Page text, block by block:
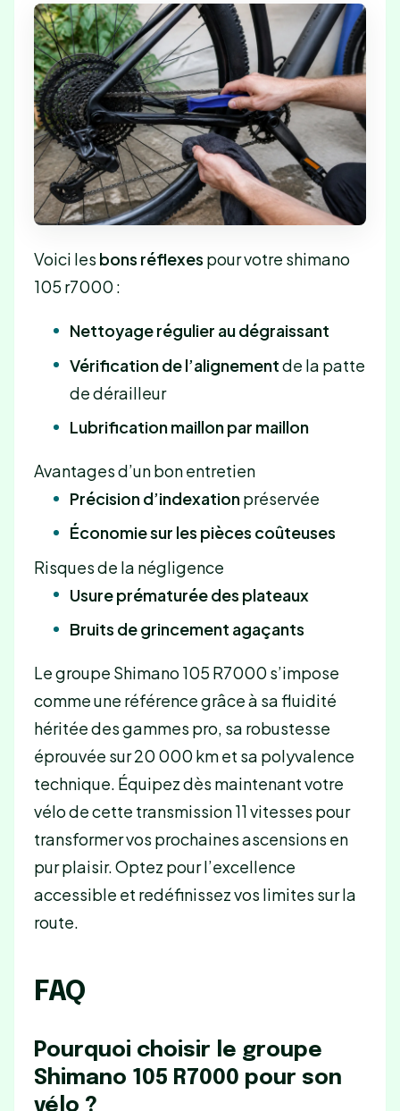
Voici les bons réflexes pour votre shimano
105 r7000 :
Nettoyage régulier au dégraissant
Vérification de l’alignementde la patte
de dérailleur
Lubrification maillon par maillon
Avantages d’un bon entretien
Précision d’indexationpréservée
Économie sur les pièces coûteuses
Risques de la négligence
Usure prématurée des plateaux
Bruits de grincement agaçants
Le groupe Shimano 105 R7000 s’impose
comme une référence grâce à sa fluidité
héritée des gammes pro, sa robustesse
éprouvée sur 20 000 km et sa polyvalence
technique. Équipez dès maintenant votre
vélo de cette transmission 11 vitesses pour
transformer vos prochaines ascensions en
pur plaisir. Optez pour l’excellence
accessible et redéfinissez vos limites sur la
route.
FAQ
Pourquoi choisir le groupe
Shimano 105 R7000 pour son
vélo ?